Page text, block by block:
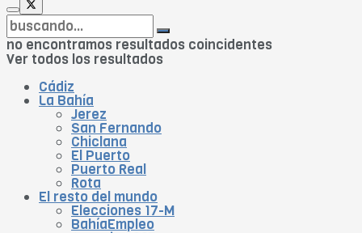
no encontramos resultados coincidentes
Ver todos los resultados
Cádiz
La Bahía
Jerez
San Fernando
Chiclana
El Puerto
Puerto Real
Rota
El resto del mundo
Elecciones 17-M
BahíaEmpleo